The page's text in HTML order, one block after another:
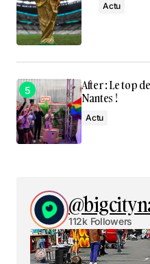
Actu
After : Le top
Nantes !
Actu
112k Followers